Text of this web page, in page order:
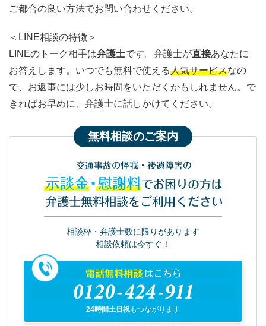
ご都合の良い方法でお問い合わせください。
＜LINE相談の特徴＞
LINEのトーク相手は弁護士です。弁護士が直接あなたに
お答えします。いつでも無料で使える人気サービスなの
で、お返事には少しお時間をいただくかもしれません。で
きればお早めに、弁護士に話しかけてください。
無料相談のご案内
交通事故の怪我・後遺障害の
示談金・慰謝料でお困りの方は
弁護士無料相談をご利用ください
相談枠・弁護士数に限りがあります
相談依頼は今すぐ！
電話無料相談はこちら
0120-424-911
24時間土日祝もつながります